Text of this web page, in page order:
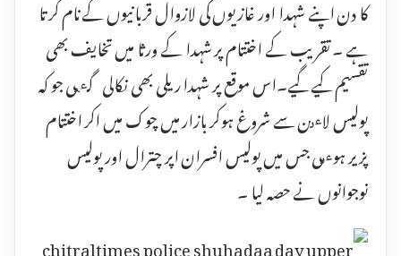
کا دن اپنے شہدا اور غازیوں کی لازوال قربانیوں کے نام کر تا
ہے ۔ تقریب کے اختتام پر شہدا کے ورثا میں تخایف بھی
تقسیم کیے گیے۔اس موقع پر شہدا ریلی بھی نکالی گٸی جو کہ
پولیس لاٸن سے شروغ ہوکر بازار میں چوک میں اکر اختتام
پزیر ہوٸی جس میں پولیس افسران اپر چترال اور پولیس
نوجوانوں نے حصہ لیا ۔